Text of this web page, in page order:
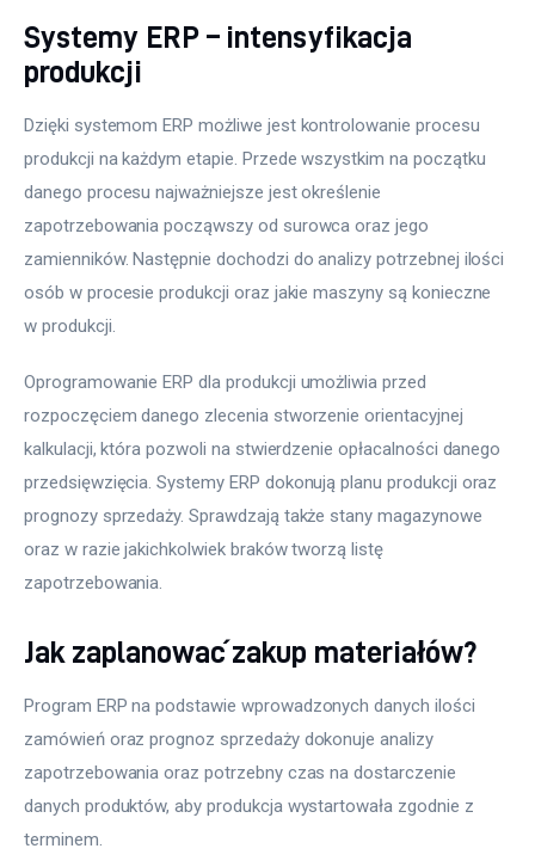
Systemy ERP – intensyfikacja
produkcji
Dzięki systemom ERP możliwe jest kontrolowanie procesu
produkcji na każdym etapie. Przede wszystkim na początku
danego procesu najważniejsze jest określenie
zapotrzebowania począwszy od surowca oraz jego
zamienników. Następnie dochodzi do analizy potrzebnej ilości
osób w procesie produkcji oraz jakie maszyny są konieczne
w produkcji.
Oprogramowanie ERP dla produkcji umożliwia przed
rozpoczęciem danego zlecenia stworzenie orientacyjnej
kalkulacji, która pozwoli na stwierdzenie opłacalności danego
przedsięwzięcia. Systemy ERP dokonują planu produkcji oraz
prognozy sprzedaży. Sprawdzają także stany magazynowe
oraz w razie jakichkolwiek braków tworzą listę
zapotrzebowania.
Jak zaplanować zakup materiałów?
Program ERP na podstawie wprowadzonych danych ilości
zamówień oraz prognoz sprzedaży dokonuje analizy
zapotrzebowania oraz potrzebny czas na dostarczenie
danych produktów, aby produkcja wystartowała zgodnie z
terminem.